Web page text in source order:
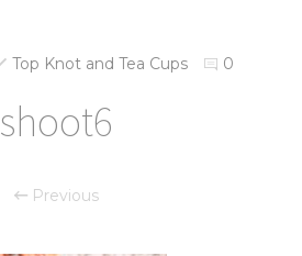
Top Knot and Tea Cups 0
shoot6
Previous